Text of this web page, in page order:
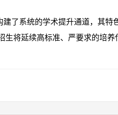
了系统的学术提升通道，其特
生将延续高标准、严要求的培养